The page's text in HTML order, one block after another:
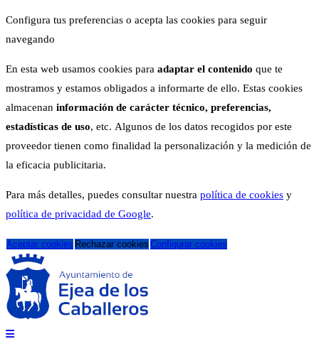
Configura tus preferencias o acepta las cookies para seguir
navegando
En esta web usamos cookies para adaptar el contenido que te
mostramos y estamos obligados a informarte de ello. Estas cookies
almacenan información de carácter técnico, preferencias,
estadísticas de uso, etc. Algunos de los datos recogidos por este
proveedor tienen como finalidad la personalización y la medición de
la eficacia publicitaria.
Para más detalles, puedes consultar nuestra política de cookies y
política de privacidad de Google.
Aceptar cookies Rechazar cookies Configurar cookies